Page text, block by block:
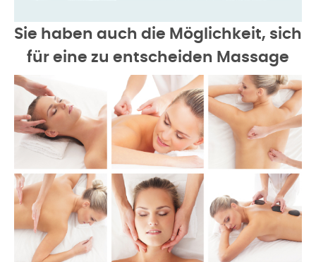
Sie haben auch die Möglichkeit, sich
für eine zu entscheiden Massage